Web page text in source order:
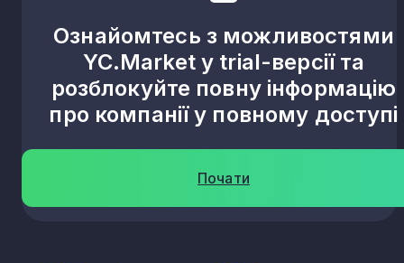
Ознайомтесь з можливостями
YC.Market у trial-версії та
розблокуйте повну інформацію
про компанії у повному доступі
Почати